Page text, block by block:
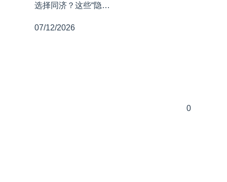
选择同济？这些“隐…
07/12/2026
0